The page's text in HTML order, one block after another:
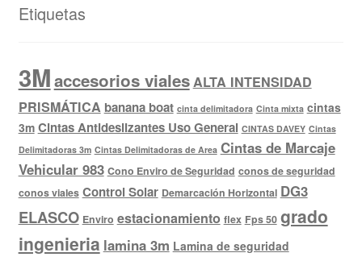
Etiquetas
3Maccesorios vialesALTA INTENSIDAD
PRISMÁTICA banana boat cinta delimitadora Cinta mixta cintas
3m Cintas Antideslizantes Uso General CINTAS DAVEY Cintas
Delimitadoras 3m Cintas Delimitadoras de Area Cintas de Marcaje
Vehicular 983 Cono Enviro de Seguridad conos de seguridad
conos viales Control Solar Demarcación Horizontal DG3
ELASCO Enviro estacionamiento flex Fps 50 grado
ingenieria lamina 3m Lamina de seguridad